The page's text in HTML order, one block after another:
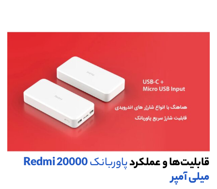
قابلیت‌ها و عملکردپاوربانک Redmi20000
میلی آمپر